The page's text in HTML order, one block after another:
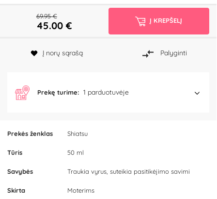
Prekės ženklas Shiatsu
Tūris 50 ml
Savybės Traukia vyrus, suteikia pasitikėjimo savimi
Skirta Moterims
69.95 €
45.00€ Į KREPŠELĮ
Į norų sąrašą Palyginti
Prekę turime: 1 parduotuvėje